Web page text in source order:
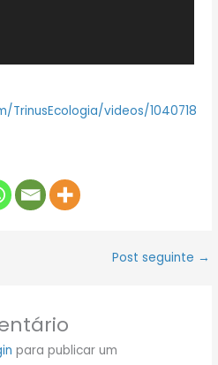
videos/1040718
Post seguinte →
para publicar um